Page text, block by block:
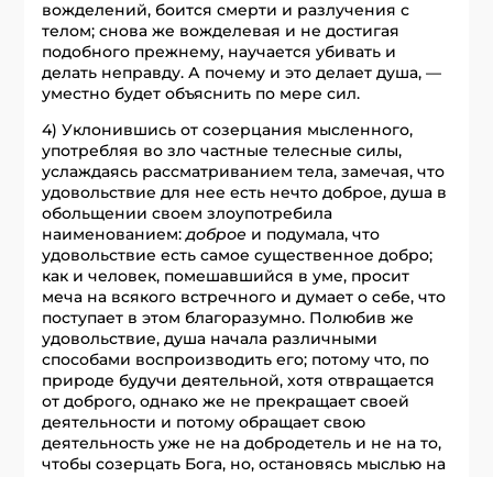
вожделений, боится смерти и разлучения с
телом; снова же вожделевая и не достигая
подобного прежнему, научается убивать и
делать неправду. А почему и это делает душа, —
уместно будет объяснить по мере сил.
4) Уклонившись от созерцания мысленного,
употребляя во зло частные телесные силы,
услаждаясь рассматриванием тела, замечая, что
удовольствие для нее есть нечто доброе, душа в
обольщении своем злоупотребила
наименованием:доброе и подумала, что
удовольствие есть самое существенное добро;
как и человек, помешавшийся в уме, просит
меча на всякого встречного и думает о себе, что
поступает в этом благоразумно. Полюбив же
удовольствие, душа начала различными
способами воспроизводить его; потому что, по
природе будучи деятельной, хотя отвращается
от доброго, однако же не прекращает своей
деятельности и потому обращает свою
деятельность уже не на добродетель и не на то,
чтобы созерцать Бога, но, остановясь мыслью на